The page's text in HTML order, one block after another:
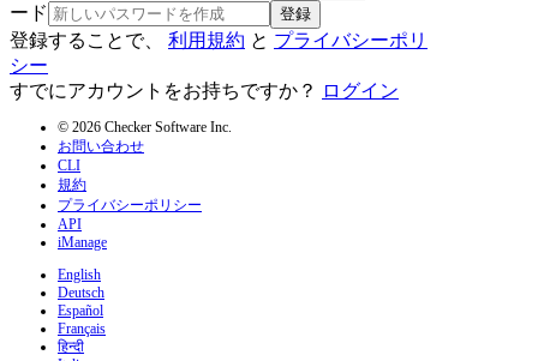
ード
登録
登録することで、 利用規約 と プライバシーポリ
シー
すでにアカウントをお持ちですか？
ログイン
© 2026 Checker Software Inc.
お問い合わせ
CLI
規約
プライバシーポリシー
API
iManage
English
Deutsch
Español
Français
हिन्दी